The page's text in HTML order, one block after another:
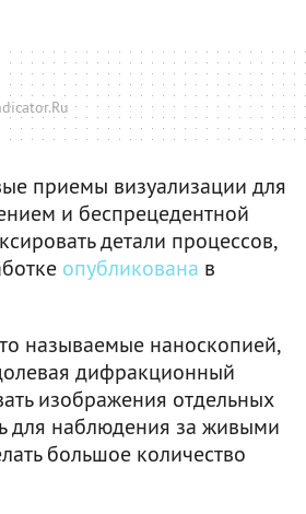
приемы визуализации для
и беспрецедентной
детали процессов,
опубликована в
называемые наноскопией,
дифракционный
изображения отдельных
для наблюдения за живыми
большое количество